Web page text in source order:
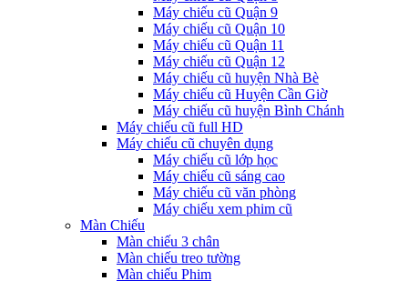
Máy chiếu cũ Quận 9
Máy chiếu cũ Quận 10
Máy chiếu cũ Quận 11
Máy chiếu cũ Quận 12
Máy chiếu cũ huyện Nhà Bè
Máy chiếu cũ Huyện Cần Giờ
Máy chiếu cũ huyện Bình Chánh
Máy chiếu cũ full HD
Máy chiếu cũ chuyên dụng
Máy chiếu cũ lớp học
Máy chiếu cũ sáng cao
Máy chiếu cũ văn phòng
Máy chiếu xem phim cũ
Màn Chiếu
Màn chiếu 3 chân
Màn chiếu treo tường
Màn chiếu Phim